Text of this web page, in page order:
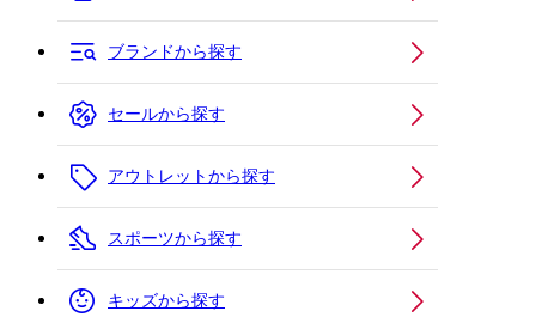
ブランドから探す
セールから探す
アウトレットから探す
スポーツから探す
キッズから探す